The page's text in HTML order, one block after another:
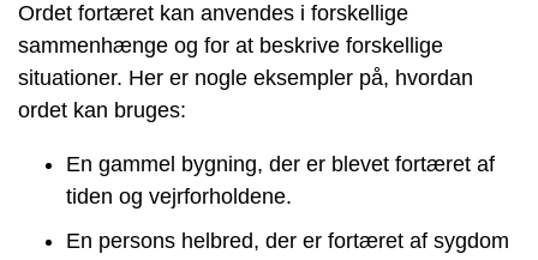
Ordet fortæret kan anvendes i forskellige
sammenhænge og for at beskrive forskellige
situationer. Her er nogle eksempler på, hvordan
ordet kan bruges:
En gammel bygning, der er blevet fortæret af
tiden og vejrforholdene.
En persons helbred, der er fortæret af sygdom